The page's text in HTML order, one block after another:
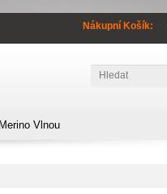
Nákupní Košík:
Vlnou